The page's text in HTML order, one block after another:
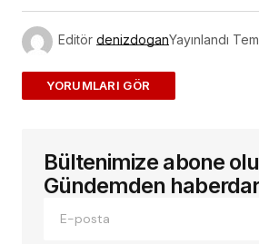
Editör denizdoganYayınlandı
ADD A COMMENT
E-posta adresiniz
alanlar*ile işaretlenmişlerdir
Yorum
Bültenimize abone
Gündemden